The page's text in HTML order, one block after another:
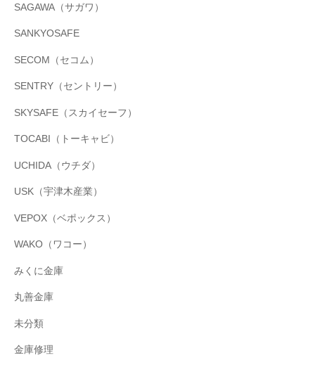
SAGAWA（サガワ）
SANKYOSAFE
SECOM（セコム）
SENTRY（セントリー）
SKYSAFE（スカイセーフ）
TOCABI（トーキャビ）
UCHIDA（ウチダ）
USK（宇津木産業）
VEPOX（ベポックス）
WAKO（ワコー）
みくに金庫
丸善金庫
未分類
金庫修理